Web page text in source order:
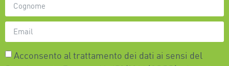
Acconsento al trattamento dei dati ai sensi del